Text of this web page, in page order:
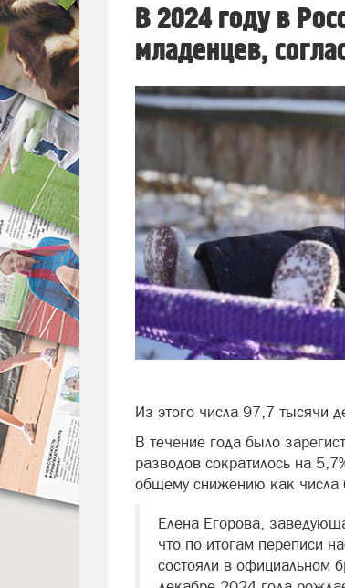
В 2024 году в
младенцев,
Из этого числа 97,7 тысячи
В течение года было
разводов сократилось на
общему снижению как числа
Елена Егорова,
что по итогам переписи
состояли в официальном